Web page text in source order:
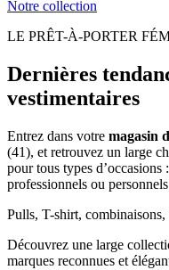
Notre collection
LE PRÊT-À-PORTER
Dernières
vestimentaires
Entrez dans votre magasin
(41), et retrouvez un large
pour tous types
professionnels ou
Pulls, T-shirt, combinaisons,
Découvrez une large
marques reconnues et